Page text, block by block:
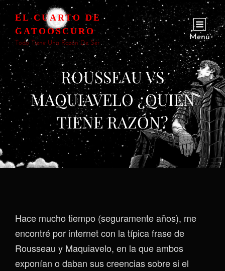
EL CUARTO DE
GATOOSCURO
Todo Tiene Una Razón De Ser
Menú
ROUSSEAU VS
MAQUIAVELO ¿QUIÉN
TIENE RAZÓN?
Hace mucho tiempo (seguramente años), me
encontré por internet con la típica frase de
Rousseau y Maquiavelo, en la que ambos
exponían o daban sus creencias sobre si el